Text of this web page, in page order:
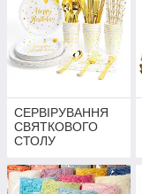
СЕРВІРУВАННЯ
СВЯТКОВОГО
СТОЛУ